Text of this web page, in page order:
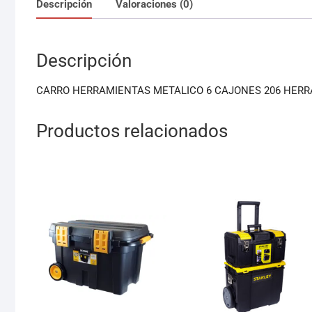
Descripción Valoraciones (0)
Descripción
CARRO HERRAMIENTAS METALICO 6 CAJONES 206
Productos relacionados